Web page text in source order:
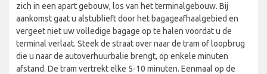
zich in een apart gebouw, los van het terminalgebouw. Bij
aankomst gaat u alstublieft door het bagageafhaalgebied en
vergeet niet uw volledige bagage op te halen voordat u de
terminal verlaat. Steek de straat over naar de tram of loopbrug
die u naar de autoverhuurbalie brengt, op enkele minuten
afstand. De tram vertrekt elke 5-10 minuten. Eenmaal op de